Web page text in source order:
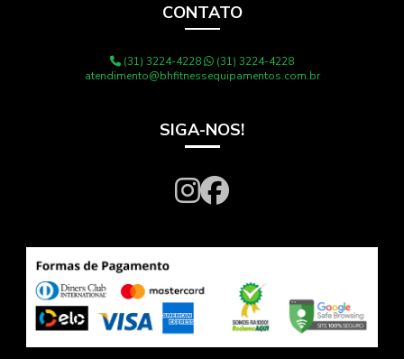
CONTATO
(31) 3224-4228
(31) 3224-4228
atendimento@bhfitnessequipamentos.com.br
SIGA-NOS!